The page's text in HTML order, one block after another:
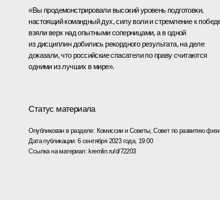
«Вы продемонстрировали высокий уровень подготовки,
настоящий командный дух, силу воли и стремление к
взяли верх над опытными соперницами, а в одной
из дисциплин добились рекордного результата, на деле
доказали, что российские спасатели по праву считаются
одними из лучших в мире».
Статус материала
Опубликован в разделе: Комиссии и Советы,Совет по развитию
Дата публикации:6 сентября 2023 года, 19:00
Ссылка на материал: kremlin.ru/d/72203